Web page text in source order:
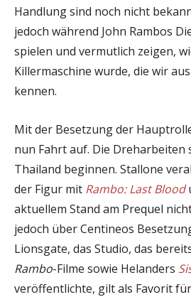
Handlung sind noch nicht
jedoch während John Rambos
spielen und vermutlich zeigen,
Killermaschine wurde, die wir
kennen.
Mit der Besetzung der
nun Fahrt auf. Die Dreharbeiten
Thailand beginnen. Stallone
der Figur mit Rambo: Last Blood
aktuellem Stand am Prequel
jedoch über Centineos
Lionsgate, das Studio, das
Rambo-Filme sowie Helanders
veröffentlichte, gilt als Favorit